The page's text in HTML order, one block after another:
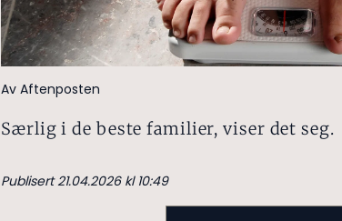
Av Aftenposten
Særlig i de beste familier, viser det seg.
Publisert 21.04.2026 kl 10:49